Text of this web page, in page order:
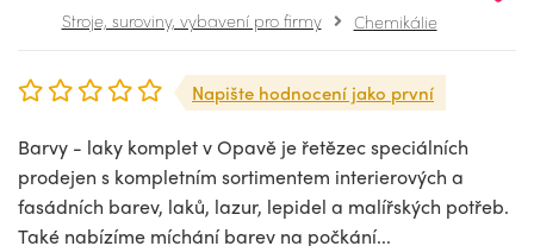
Stroje, suroviny, vybavení pro firmy Chemikálie
Napište hodnocení jako první
Barvy - laky komplet v Opavě je řetězec speciálních
prodejen s kompletním sortimentem interierových a
fasádních barev, laků, lazur, lepidel a malířských potřeb.
Také nabízíme míchání barev na počkání...